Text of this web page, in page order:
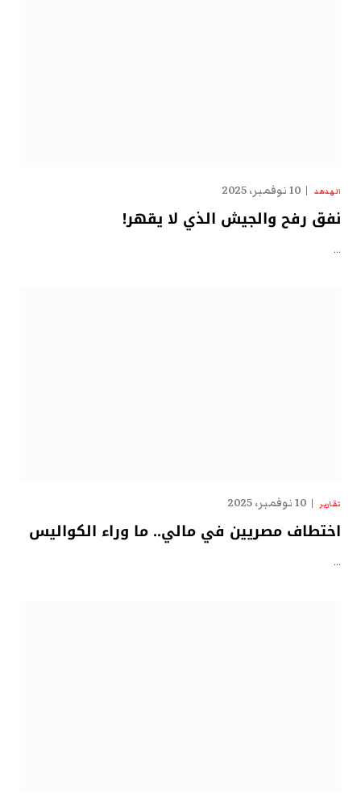
الهدهد 10 نوفمبر، 2025
نفق رفح والجيش الذي لا يقهر!
…
تقارير 10 نوفمبر، 2025
اختطاف مصريين في مالي.. ما وراء الكواليس
…